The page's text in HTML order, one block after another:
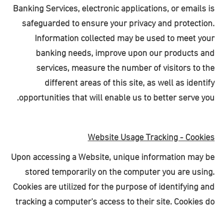
Banking Services, electronic applications, or emails is
safeguarded to ensure your privacy and protection.
Information collected may be used to meet your
banking needs, improve upon our products and
services, measure the number of visitors to the
different areas of this site, as well as identify
opportunities that will enable us to better serve you
.
Website Usage Tracking - Cookies
Upon accessing a Website, unique information may be
stored temporarily on the computer you are using.
Cookies are utilized for the purpose of identifying and
tracking a computer's access to their site. Cookies do